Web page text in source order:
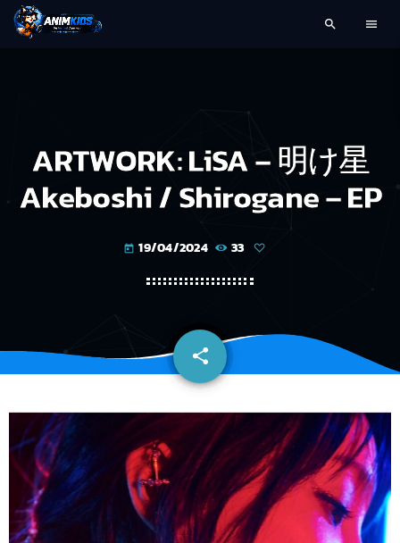
search menu
ARTWORK: LiSA – 明け星
Akeboshi / Shirogane – EP
today 19/04/2024 33
share
email